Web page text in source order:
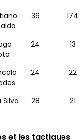
36 174
24 13
24 22
Silva 28 21
et les tactiques